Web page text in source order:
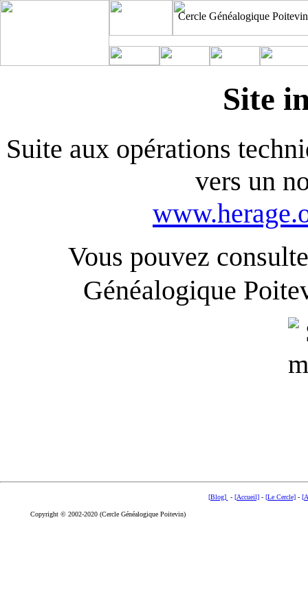
Cercle Généalogique Poitevin
Site
Suite aux opérations
vers un
Vous pouvez
Généalogique
[Blog] - [Accueil]- [Le Cercle]-
Copyright © 2002-2020 (Cercle Généalogique Poitevin)